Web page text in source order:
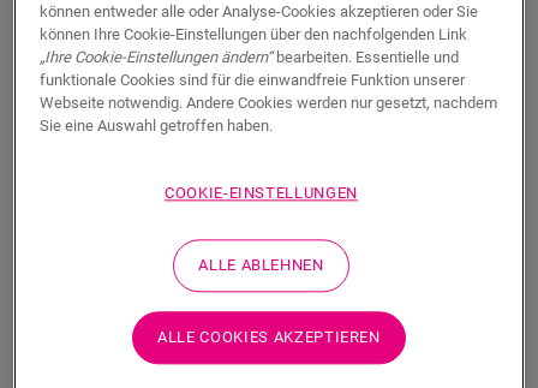
Packung enthält ein Incizo-Profil, ein Incizo-Messer und eine
Kunststoffschiene. Für einen wasserdichten Abschluss in
Feuchträumen empfehlen wir die Kombination mit dem
Foamstrip und dem Hydrokit. Mit dem Incizo-Profil können
Sie: 1. zwei Böden mit verschiedenen Höhen verbinden 2. zwei
Böden mit derselben Höhe verbinden 3. Ihren Boden an
Übergang zwischen Ihrem Laminatboden und anderen
können entweder alle oder Analyse-Cookies akzeptieren oder Sie
können Ihre Cookie-Einstellungen über den nachfolgenden Link
„Ihre Cookie-Einstellungen ändern“bearbeiten. Essentielle und
funktionale Cookies sind für die einwandfreie Funktion unserer
Webseite notwendig. Andere Cookies werden nur gesetzt, nachdem
Sie eine Auswahl getroffen haben.
COOKIE-EINSTELLUNGEN
ALLE ABLEHNEN
ALLE COOKIES AKZEPTIEREN